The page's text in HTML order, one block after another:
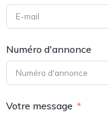
Numéro d'annonce
Votre message